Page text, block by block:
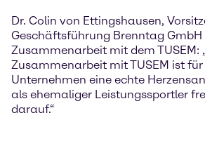
Dr. Colin von Ettingshausen,
Geschäftsführung Brenntag GmbH
Zusammenarbeit mit dem TUSEM:
Zusammenarbeit mit TUSEM ist für
Unternehmen eine echte
als ehemaliger Leistungssportler
darauf.“